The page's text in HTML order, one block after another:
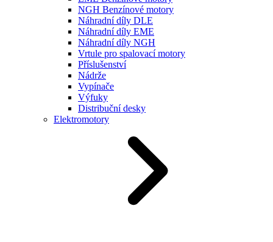
NGH Benzínové motory
Náhradní díly DLE
Náhradní díly EME
Náhradní díly NGH
Vrtule pro spalovací motory
Příslušenství
Nádrže
Vypínače
Výfuky
Distribuční desky
Elektromotory